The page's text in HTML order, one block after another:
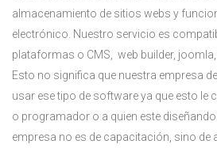
almacenamiento de sitios webs y
electrónico. Nuestro servicio es
plataformas o CMS, web builder,
Esto no significa que nuestra empresa
usar ese tipo de software ya que esto le
o programador o a quien este
empresa no es de capacitación, sino de